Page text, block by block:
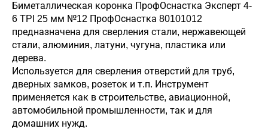
Биметаллическая коронка ПрофОснастка Эксперт 4-
6 TPI 25 мм №12 ПрофОснастка 80101012
предназначена для сверления стали, нержавеющей
стали, алюминия, латуни, чугуна, пластика или
дерева.
Используется для сверления отверстий для труб,
дверных замков, розеток и т.п. Инструмент
применяется как в строительстве, авиационной,
автомобильной промышленности, так и для
домашних нужд.